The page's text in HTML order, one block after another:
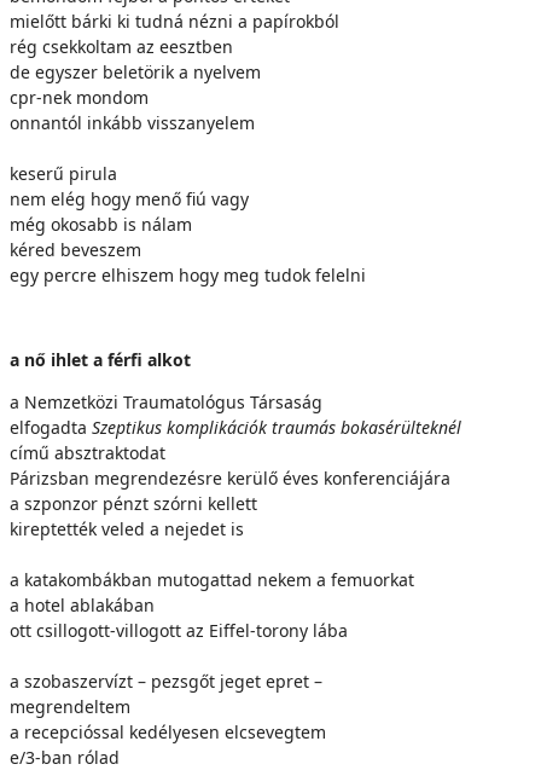
mielőtt bárki ki tudná nézni a papírokból
rég csekkoltam az eesztben
de egyszer beletörik a nyelvem
cpr-nek mondom
onnantól inkább visszanyelem
keserű pirula
nem elég hogy menő fiú vagy
még okosabb is nálam
kéred beveszem
egy percre elhiszem hogy meg tudok felelni
a nő ihlet a férfi alkot
a Nemzetközi Traumatológus Társaság
elfogadta Szeptikus komplikációk traumás bokasérülteknél
című absztraktodat
Párizsban megrendezésre kerülő éves konferenciájára
a szponzor pénzt szórni kellett
kireptették veled a nejedet is
a katakombákban mutogattad nekem a femuorkat
a hotel ablakában
ott csillogott-villogott az Eiffel-torony lába
a szobaszervízt – pezsgőt jeget epret –
megrendeltem
a recepcióssal kedélyesen elcsevegtem
e/3-ban rólad